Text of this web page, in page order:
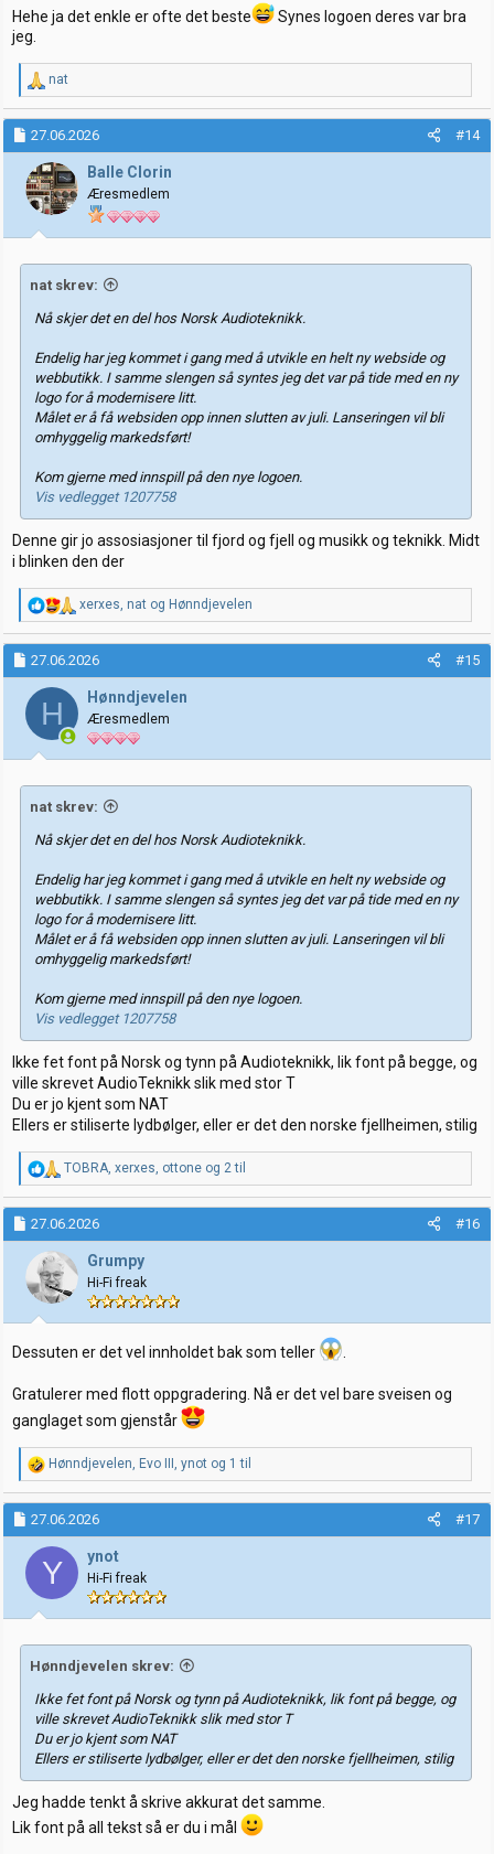
Hehe ja det enkle er ofte det beste
Synes logoen deres var bra
jeg.
R
e
a
k
s
j
o
n
e
r
nat
27.06.2026 #14
Balle Clorin
Æresmedlem
nat skrev:
Nå skjer det en del hos Norsk Audioteknikk.
Endelig har jeg kommet i gang med å utvikle en helt ny webside og
webbutikk. I samme slengen så syntes jeg det var på tide med en ny
logo for å modernisere litt.
Målet er å få websiden opp innen slutten av juli. Lanseringen vil bli
omhyggelig markedsført!
Kom gjerne med innspill på den nye logoen.
Vis vedlegget 1207758
Denne gir jo assosiasjoner til fjord og fjell og musikk og teknikk. Midt
i blinken den der
R
e
a
k
s
r
xerxes, nat og Hønndjevelen
27.06.2026 #15
H Hønndjevelen
Æresmedlem
nat skrev:
Nå skjer det en del hos Norsk Audioteknikk.
Endelig har jeg kommet i gang med å utvikle en helt ny webside og
webbutikk. I samme slengen så syntes jeg det var på tide med en ny
logo for å modernisere litt.
Målet er å få websiden opp innen slutten av juli. Lanseringen vil bli
omhyggelig markedsført!
Kom gjerne med innspill på den nye logoen.
Vis vedlegget 1207758
Ikke fet font på Norsk og tynn på Audioteknikk, lik font på begge, og
ville skrevet AudioTeknikk slik med stor T
Du er jo kjent som NAT
Ellers er stiliserte lydbølger, eller er det den norske fjellheimen, stilig
R
e
a
k
s
j
o
n
r
TOBRA, xerxes, ottone og 2 til
27.06.2026 #16
Grumpy
Hi-Fi freak
Dessuten er det vel innholdet bak som teller .
Gratulerer med flott oppgradering. Nå er det vel bare sveisen og
ganglaget som gjenstår
R
e
a
k
s
j
o
n
e
r
Hønndjevelen, Evo III , ynot og 1 til
27.06.2026 #17
Y ynot
Hi-Fi freak
Hønndjevelen skrev:
Ikke fet font på Norsk og tynn på Audioteknikk, lik font på begge, og
ville skrevet AudioTeknikk slik med stor T
Du er jo kjent som NAT
Ellers er stiliserte lydbølger, eller er det den norske fjellheimen, stilig
Jeg hadde tenkt å skrive akkurat det samme.
Lik font på all tekst så er du i mål